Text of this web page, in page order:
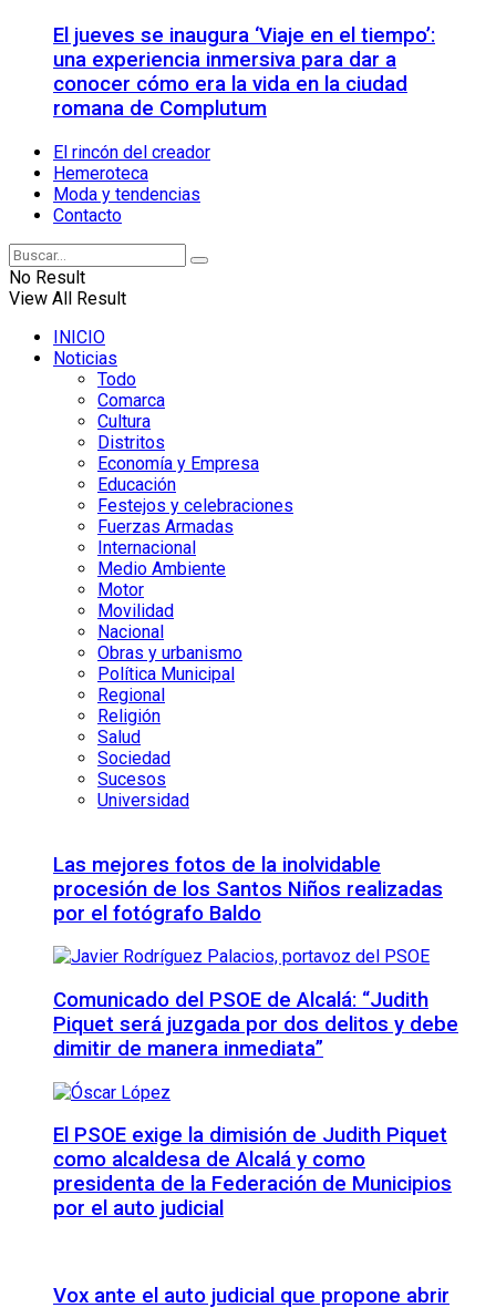
El jueves se inaugura ‘Viaje en el tiempo’:
una experiencia inmersiva para dar a
conocer cómo era la vida en la ciudad
romana de Complutum
El rincón del creador
Hemeroteca
Moda y tendencias
Contacto
No Result
View All Result
INICIO
Noticias
Todo
Comarca
Cultura
Distritos
Economía y Empresa
Educación
Festejos y celebraciones
Fuerzas Armadas
Internacional
Medio Ambiente
Motor
Movilidad
Nacional
Obras y urbanismo
Política Municipal
Regional
Religión
Salud
Sociedad
Sucesos
Universidad
Las mejores fotos de la inolvidable
procesión de los Santos Niños realizadas
por el fotógrafo Baldo
Comunicado del PSOE de Alcalá: “Judith
Piquet será juzgada por dos delitos y debe
dimitir de manera inmediata”
El PSOE exige la dimisión de Judith Piquet
como alcaldesa de Alcalá y como
presidenta de la Federación de Municipios
por el auto judicial
Vox ante el auto judicial que propone abrir